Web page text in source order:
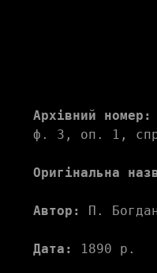
Архівний номер:
ф. 3, оп. 1,
Оригінальна
Автор: П.
Дата: 1890 р.